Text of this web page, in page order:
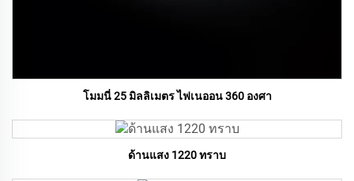
โมมนี่ 25 มิลลิเมตร ไฟเนออน 360 องศา
ด้านแสง 1220 ทราบ